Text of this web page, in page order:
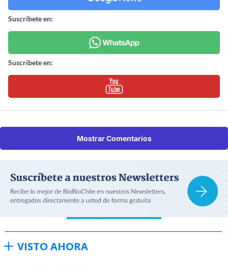
Suscríbete en:
Suscríbete en:
Mostrar Comentarios
VISTO AHORA